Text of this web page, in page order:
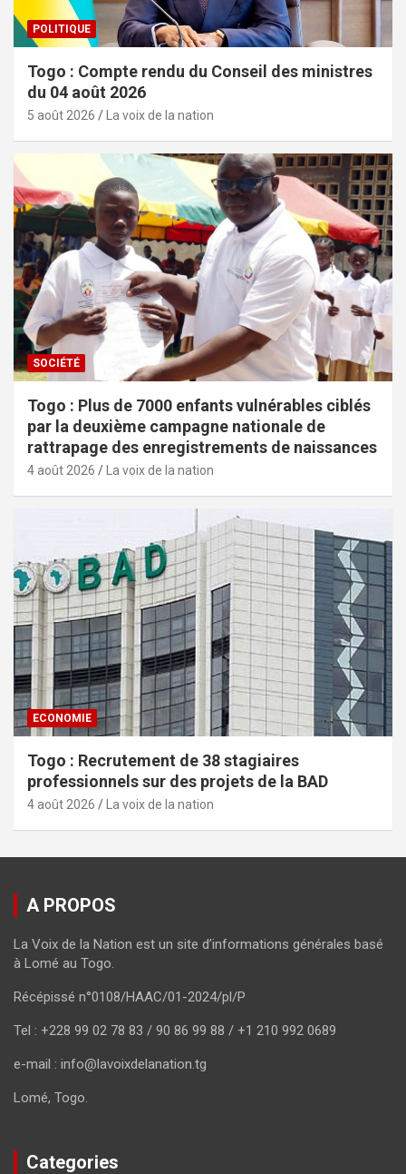
POLITIQUE
Togo : Compte rendu du Conseil des ministres
du 04 août 2026
5 août 2026 La voix de la nation
SOCIÉTÉ
Togo : Plus de 7000 enfants vulnérables ciblés
par la deuxième campagne nationale de
rattrapage des enregistrements de naissances
4 août 2026 La voix de la nation
ECONOMIE
Togo : Recrutement de 38 stagiaires
professionnels sur des projets de la BAD
4 août 2026 La voix de la nation
A PROPOS
La Voix de la Nation est un site d’informations générales basé
à Lomé au Togo.
Récépissé n°0108/HAAC/01-2024/pl/P
Tel : +228 99 02 78 83 / 90 86 99 88 / +1 210 992 0689
e-mail : info@lavoixdelanation.tg
Lomé, Togo.
Categories